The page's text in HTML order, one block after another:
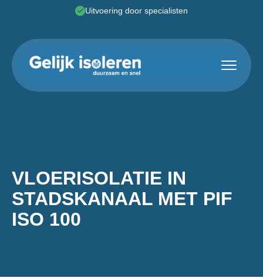
Uitvoering door specialisten
Toggle
VLOERISOLATIE IN
STADSKANAAL MET PIF
ISO 100